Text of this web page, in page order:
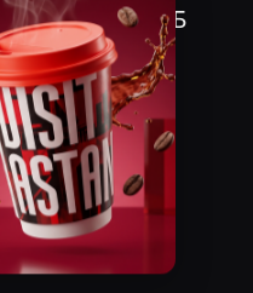
улица, 12Б